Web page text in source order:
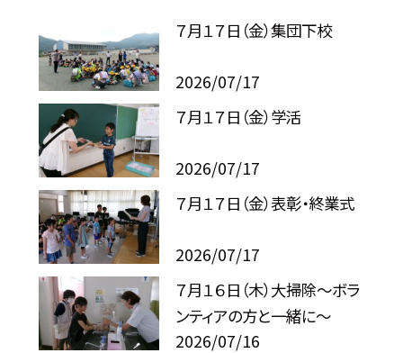
７月１７日（金）集団下校
2026/07/17
７月１７日（金）学活
2026/07/17
７月１７日（金）表彰・終業式
2026/07/17
７月１６日（木）大掃除～ボラ
ンティアの方と一緒に～
2026/07/16